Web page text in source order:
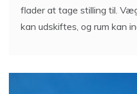
flader at tage stilling til.
kan udskiftes, og rum kan